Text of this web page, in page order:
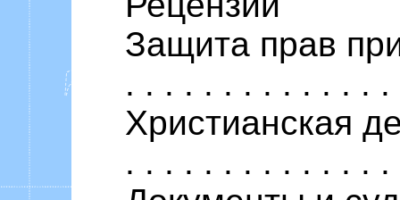
Защита прав
. . . . . . . . . . . . .
Христианская
. . . . . . . . . . . . .